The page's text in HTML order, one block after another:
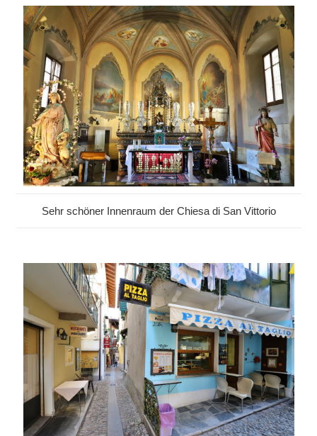
Sehr schöner Innenraum der Chiesa di San Vittorio